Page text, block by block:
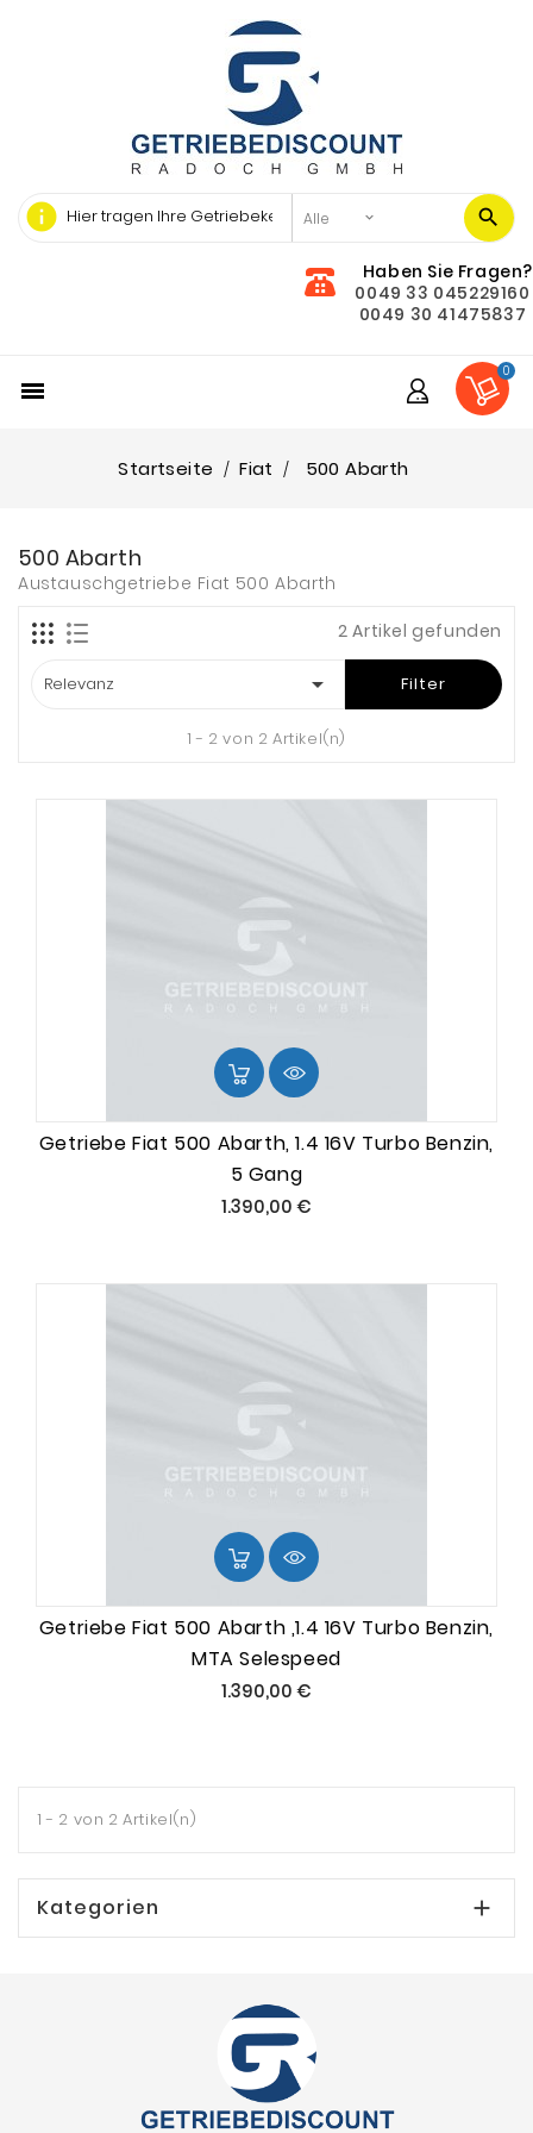
info
Haben Sie Fragen?
0049 33 045229160
0049 30 41475837

0
Startseite Fiat 500 Abarth
500 Abarth
Austauschgetriebe Fiat 500 Abarth
2 Artikel gefunden
Relevanz  Filter
1 - 2 von 2 Artikel(n)
Getriebe Fiat 500 Abarth, 1.4 16V Turbo Benzin,
5 Gang
1.390,00 €
Getriebe Fiat 500 Abarth ,1.4 16V Turbo Benzin,
MTA Selespeed
1.390,00 €
1 - 2 von 2 Artikel(n)
Kategorien 